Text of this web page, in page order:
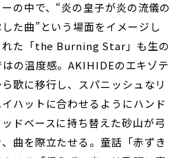
の中で、“炎の皇子が炎の流儀の
た曲”という場面をイメージし
れた「the Burning Star」も生の
の温度感。AKIHIDEのエキゾテ
歌に移行し、スパニッシュなリ
ハットに合わせるようにハンド
ドベースに持ち替えた砂山が弓
曲を際立たせる。童話「赤ずき